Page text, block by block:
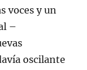
voces y un
–
oscilante